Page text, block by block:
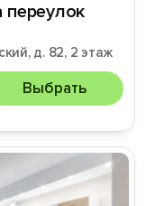
переулок
д. 82, 2 этаж
Выбрать